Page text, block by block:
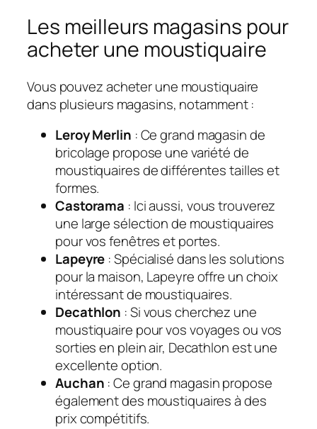
Les meilleurs magasins pour
acheter une moustiquaire
Vous pouvez acheter une moustiquaire
dans plusieurs magasins, notamment :
Leroy Merlin : Ce grand magasin de
bricolage propose une variété de
moustiquaires de différentes tailles et
formes.
Castorama : Ici aussi, vous trouverez
une large sélection de moustiquaires
pour vos fenêtres et portes.
Lapeyre : Spécialisé dans les solutions
pour la maison, Lapeyre offre un choix
intéressant de moustiquaires.
Decathlon : Si vous cherchez une
moustiquaire pour vos voyages ou vos
sorties en plein air, Decathlon est une
excellente option.
Auchan : Ce grand magasin propose
également des moustiquaires à des
prix compétitifs.